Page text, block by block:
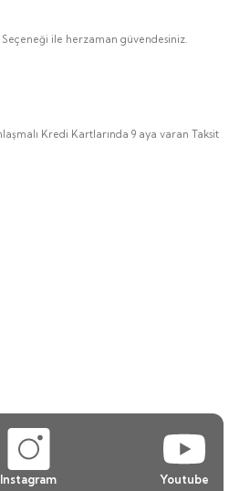
ile herzaman güvendesiniz.
Kredi Kartlarında 9 aya varan Taksit
Instagram Youtube